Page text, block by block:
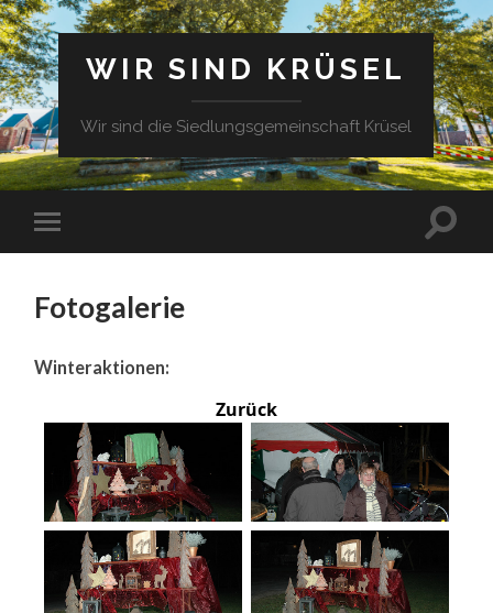
WIR SIND KRÜSEL
Wir sind die Siedlungsgemeinschaft Krüsel
Fotogalerie
Winteraktionen:
Zurück